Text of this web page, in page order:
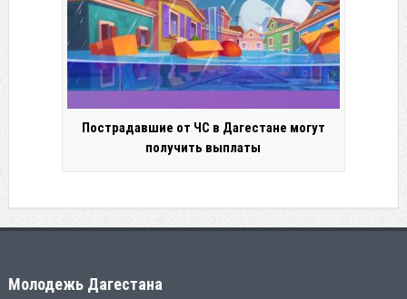
Пострадавшие от ЧС в Дагестане могут
получить выплаты
Молодежь Дагестана